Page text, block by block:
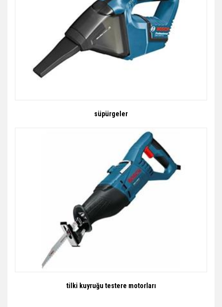
süpürgeler
tilki kuyruğu testere motorları